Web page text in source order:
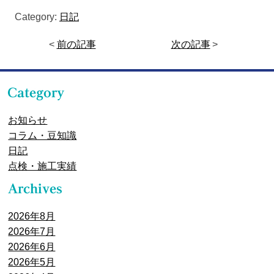
Category: 日記
< 前の記事 次の記事 >
お知らせ
コラム・豆知識
日記
点検・施工実績
2026年8月
2026年7月
2026年6月
2026年5月